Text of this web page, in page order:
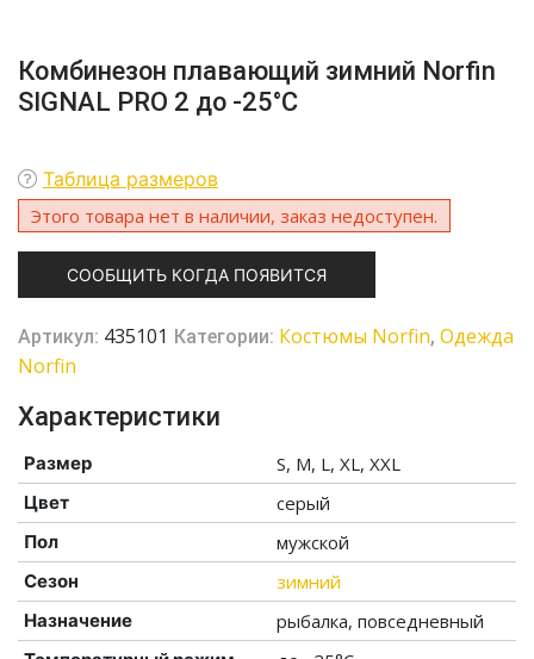
Комбинезон плавающий зимний Norfin
SIGNAL PRO 2 до -25°C
Таблица размеров
Этого товара нет в наличии, заказ недоступен.
СООБЩИТЬ КОГДА ПОЯВИТСЯ
Артикул: 435101 Категории: Костюмы Norfin, Одежда
Norfin
Характеристики
Размер S, M, L, XL, XXL
Цвет серый
Пол мужской
Сезон зимний
Назначение рыбалка, повседневный